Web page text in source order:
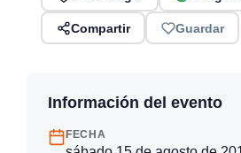
Compartir Guardar
Información del evento
FECHA